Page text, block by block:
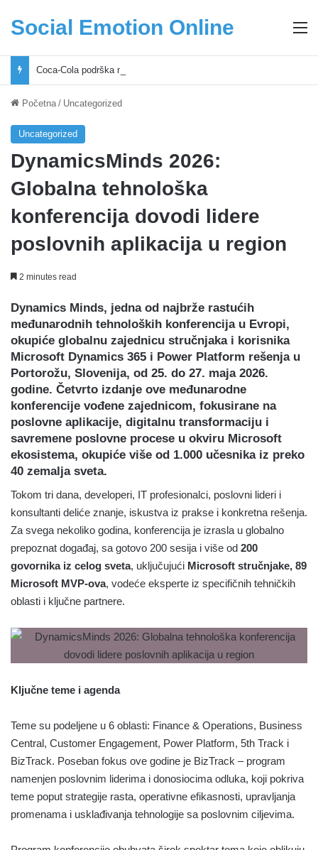
Social Emotion Online
Početna / Uncategorized
Uncategorized
DynamicsMinds 2026:
Globalna tehnološka
konferencija dovodi lidere
poslovnih aplikacija u region
2 minutes read
Dynamics Minds, jedna od najbrže rastućih
međunarodnih tehnoloških konferencija u Evropi,
okupiće globalnu zajednicu stručnjaka i korisnika
Microsoft Dynamics 365 i Power Platform rešenja u
Portorožu, Slovenija, od 25. do 27. maja 2026.
godine. Četvrto izdanje ove međunarodne
konferencije vođene zajednicom, fokusirane na
poslovne aplikacije, digitalnu transformaciju i
savremene poslovne procese u okviru Microsoft
ekosistema, okupiće više od 1.000 učesnika iz preko
40 zemalja sveta.
Tokom tri dana, developeri, IT profesionalci, poslovni lideri i
konsultanti deliće znanje, iskustva iz prakse i konkretna rešenja.
Za svega nekoliko godina, konferencija je izrasla u globalno
prepoznat događaj, sa gotovo 200 sesija i više od 200
govornika iz celog sveta, uključujući Microsoft stručnjake, 89
Microsoft MVP-ova, vodeće eksperte iz specifičnih tehničkih
oblasti i ključne partnere.
Ključne teme i agenda
Teme su podeljene u 6 oblasti: Finance & Operations, Business
Central, Customer Engagement, Power Platform, 5th Track i
BizTrack. Poseban fokus ove godine je BizTrack – program
namenjen poslovnim liderima i donosiocima odluka, koji pokriva
teme poput strategije rasta, operativne efikasnosti, upravljanja
promenama i usklađivanja tehnologije sa poslovnim ciljevima.